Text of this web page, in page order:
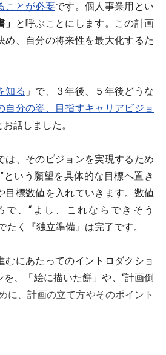
ことが必要です。個人事業用とい
と呼ぶことにします。この計画
め、自分の将来性を最大化するた
知る 」で、３年後、５年後どうな
自分の姿、目指すキャリアビジョ
お話しました。
は、そのビジョンを実現するため
という願望を具体的な目標へ置き
目標数値を入れていきます。数値
で、“よし、これならできそう
たく『独立準備』は完了です。
むにあたってのイントロダクショ
、「絵に描いた餅」や、“計画倒
に、計画の立て方やそのポイント